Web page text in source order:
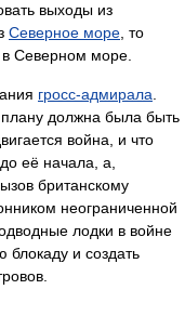
выходы из
Северное море , то
Северном море.
гросс-адмирала
должна была быть
война, и что
её начала, а,
британскому
неограниченной
лодки в войне
блокаду и создать